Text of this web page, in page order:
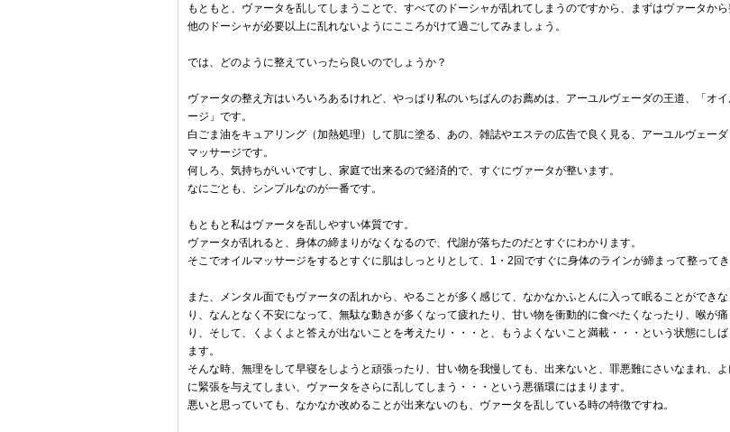
もともと、ヴァータを乱してしまうことで、すべてのドーシャが乱れてしまうのですから、まずはヴァータから
他のドーシャが必要以上に乱れないようにこころがけて過ごしてみましょう。
では、どのように整えていったら良いのでしょうか？
ヴァータの整え方はいろいろあるけれど、やっぱり私のいちばんのお薦めは、アーユルヴェーダの王道、「オ
ージ」です。
白ごま油をキュアリング（加熱処理）して肌に塗る、あの、雑誌やエステの広告で良く見る、アーユルヴェー
マッサージです。
何しろ、気持ちがいいですし、家庭で出来るので経済的で、すぐにヴァータが整います。
なにごとも、シンプルなのが一番です。
もともと私はヴァータを乱しやすい体質です。
ヴァータが乱れると、身体の締まりがなくなるので、代謝が落ちたのだとすぐにわかります。
そこでオイルマッサージをするとすぐに肌はしっとりとして、1・2回ですぐに身体のラインが締まって整ってき
また、メンタル面でもヴァータの乱れから、やることが多く感じて、なかなかふとんに入って眠ることができ
り、なんとなく不安になって、無駄な動きが多くなって疲れたり、甘い物を衝動的に食べたくなったり、喉が
り、そして、くよくよと答えが出ないことを考えたり・・・と、もうよくないこと満載・・・という状態にしば
ます。
そんな時、無理をして早寝をしようと頑張ったり、甘い物を我慢しても、出来ないと、罪悪難にさいなまれ、
に緊張を与えてしまい、ヴァータをさらに乱してしまう・・・という悪循環にはまります。
悪いと思っていても、なかなか改めることが出来ないのも、ヴァータを乱している時の特徴ですね。